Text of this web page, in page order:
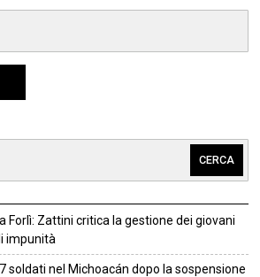
CERCA
Forlì: Zattini critica la gestione dei giovani
impunità
soldati nel Michoacán dopo la sospensione